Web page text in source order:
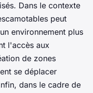
Dans le contexte
peut
environnement plus
l'accès aux
de zones
se déplacer
dans le cadre de